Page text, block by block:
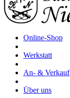
Online-Shop
Werkstatt
An- & Verkauf
Über uns